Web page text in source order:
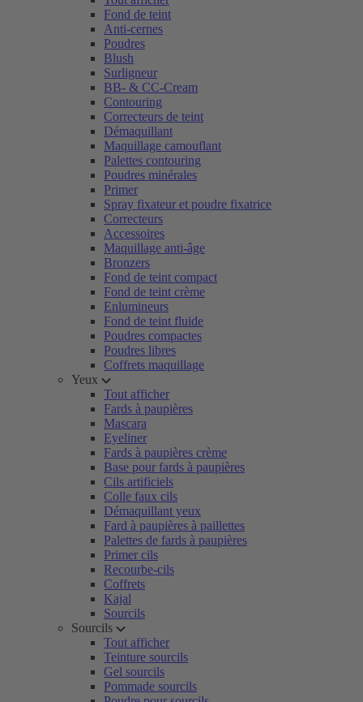
Fond de teint
Anti-cernes
Poudres
Blush
Surligneur
BB- & CC-Cream
Contouring
Correcteurs de teint
Démaquillant
Maquillage camouflant
Palettes contouring
Poudres minérales
Primer
Spray fixateur et poudre fixatrice
Correcteurs
Accessoires
Maquillage anti-âge
Bronzers
Fond de teint compact
Fond de teint crème
Enlumineurs
Fond de teint fluide
Poudres compactes
Poudres libres
Coffrets maquillage
Yeux
Tout afficher
Fards à paupières
Mascara
Eyeliner
Fards à paupières crème
Base pour fards à paupières
Cils artificiels
Colle faux cils
Démaquillant yeux
Fard à paupières à paillettes
Palettes de fards à paupières
Primer cils
Recourbe-cils
Coffrets
Kajal
Sourcils
Sourcils
Tout afficher
Teinture sourcils
Gel sourcils
Pommade sourcils